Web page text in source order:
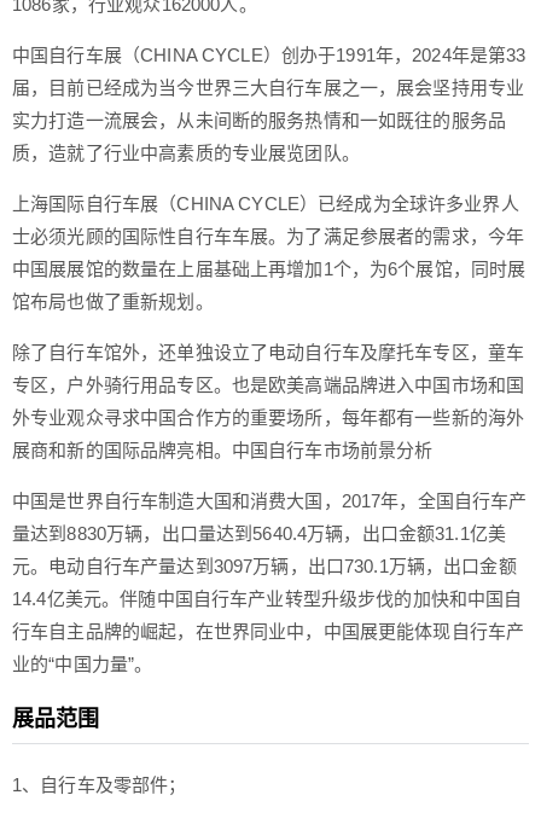
1086家，行业观众162000人。
中国自行车展（CHINA CYCLE）创办于1991年，2024年是第33
届，目前已经成为当今世界三大自行车展之一，展会坚持用专业
实力打造一流展会，从未间断的服务热情和一如既往的服务品
质，造就了行业中高素质的专业展览团队。
上海国际自行车展（CHINA CYCLE）已经成为全球许多业界人
士必须光顾的国际性自行车车展。为了满足参展者的需求，今年
中国展展馆的数量在上届基础上再增加1个，为6个展馆，同时展
馆布局也做了重新规划。
除了自行车馆外，还单独设立了电动自行车及摩托车专区，童车
专区，户外骑行用品专区。也是欧美高端品牌进入中国市场和国
外专业观众寻求中国合作方的重要场所，每年都有一些新的海外
展商和新的国际品牌亮相。中国自行车市场前景分析
中国是世界自行车制造大国和消费大国，2017年，全国自行车产
量达到8830万辆，出口量达到5640.4万辆，出口金额31.1亿美
元。电动自行车产量达到3097万辆，出口730.1万辆，出口金额
14.4亿美元。伴随中国自行车产业转型升级步伐的加快和中国自
行车自主品牌的崛起，在世界同业中，中国展更能体现自行车产
业的“中国力量”。
展品范围
1、自行车及零部件；